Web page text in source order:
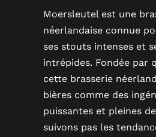
Moersleutel est une
néerlandaise connue
ses stouts intenses et
intrépides. Fondée par
cette brasserie
bières comme des
puissantes et pleines
suivons pas les